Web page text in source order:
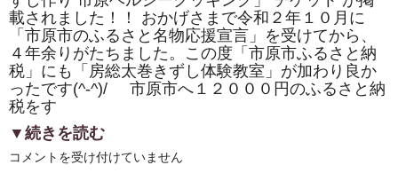
き
ま
し
た！！
は
載されました！！ おかげさまで令和２年１０月に
「市原市のふるさと名物応援宣言」を受けてから、
４年余りがたちました。この度「市原市ふるさと納
税」にも「房総太巻きずし体験教室」が加わり良か
ったです(^-^)/ 市原市へ１２０００円のふるさと納
税をす
▼続きを読む
市
コメントを受け付けていません